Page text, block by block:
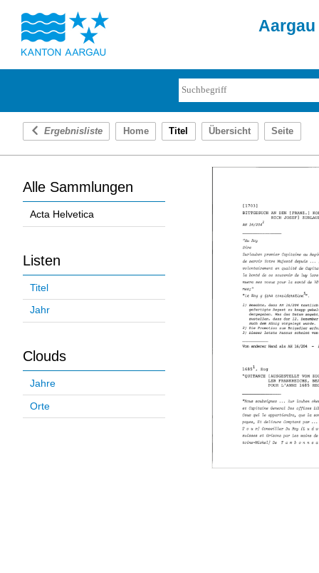
Ergebnisliste Home Titel Übersicht Seite
Alle Sammlungen
Acta Helvetica
Listen
Titel
Jahr
Clouds
Jahre
Orte